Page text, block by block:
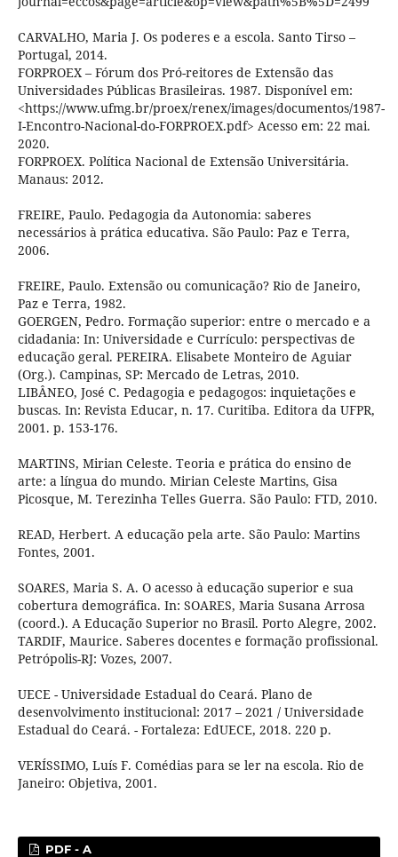
CARVALHO, Maria J. Os poderes e a escola. Santo Tirso –
Portugal, 2014.
FORPROEX – Fórum dos Pró-reitores de Extensão das
Universidades Públicas Brasileiras. 1987. Disponível em:
<https://www.ufmg.br/proex/renex/images/documentos/1987-
I-Encontro-Nacional-do-FORPROEX.pdf> Acesso em: 22 mai.
2020.
FORPROEX. Política Nacional de Extensão Universitária.
Manaus: 2012.
FREIRE, Paulo. Pedagogia da Autonomia: saberes
necessários à prática educativa. São Paulo: Paz e Terra,
2006.
FREIRE, Paulo. Extensão ou comunicação? Rio de Janeiro,
Paz e Terra, 1982.
GOERGEN, Pedro. Formação superior: entre o mercado e a
cidadania: In: Universidade e Currículo: perspectivas de
educação geral. PEREIRA. Elisabete Monteiro de Aguiar
(Org.). Campinas, SP: Mercado de Letras, 2010.
LIBÂNEO, José C. Pedagogia e pedagogos: inquietações e
buscas. In: Revista Educar, n. 17. Curitiba. Editora da UFPR,
2001. p. 153-176.
MARTINS, Mirian Celeste. Teoria e prática do ensino de
arte: a língua do mundo. Mirian Celeste Martins, Gisa
Picosque, M. Terezinha Telles Guerra. São Paulo: FTD, 2010.
READ, Herbert. A educação pela arte. São Paulo: Martins
Fontes, 2001.
SOARES, Maria S. A. O acesso à educação superior e sua
cobertura demográfica. In: SOARES, Maria Susana Arrosa
(coord.). A Educação Superior no Brasil. Porto Alegre, 2002.
TARDIF, Maurice. Saberes docentes e formação profissional.
Petrópolis-RJ: Vozes, 2007.
UECE - Universidade Estadual do Ceará. Plano de
desenvolvimento institucional: 2017 – 2021 / Universidade
Estadual do Ceará. - Fortaleza: EdUECE, 2018. 220 p.
VERÍSSIMO, Luís F. Comédias para se ler na escola. Rio de
Janeiro: Objetiva, 2001.
PDF - A